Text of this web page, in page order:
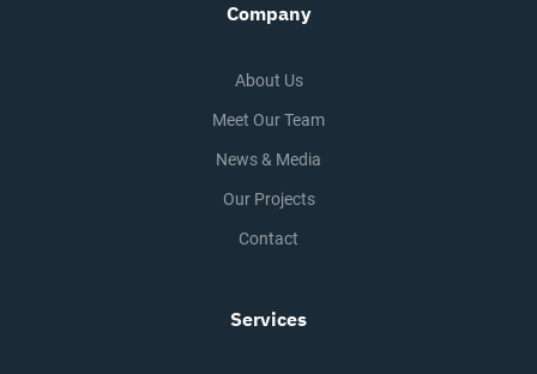
Company
About Us
Meet Our Team
News & Media
Our Projects
Contact
Services